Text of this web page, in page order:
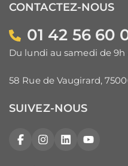
CONTACTEZ-NOUS
01 42 56 60
Du lundi au samedi de 9h
58 Rue de Vaugirard,
SUIVEZ-NOUS
FacebookInstagram
LinkedInYouTube